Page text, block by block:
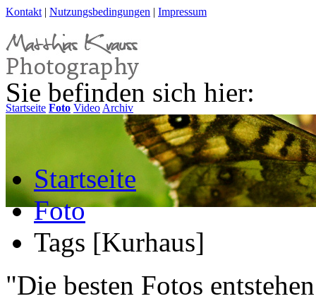
Kontakt | Nutzungsbedingungen | Impressum
Startseite Foto Video Archiv
Sie befinden sich hier:
Startseite
Foto
Tags [Kurhaus]
"Die besten Fotos